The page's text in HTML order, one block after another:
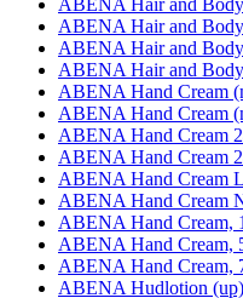
ABENA Hair and
ABENA Hair and
ABENA Hair and
ABENA Hand Cream
ABENA Hand Cream
ABENA Hand Cream
ABENA Hand Cream
ABENA Hand Cream
ABENA Hand Cream
ABENA Hand Cream,
ABENA Hand Cream,
ABENA Hand Cream,
ABENA Hudlotion